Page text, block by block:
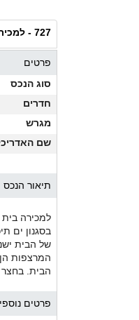
727 -
פרטים
סוג הנכס
חדרים
מגרש
שם
תיאור הנכס
למכירה
של הבית
המרצפות
הבית. בחצר
פרטים